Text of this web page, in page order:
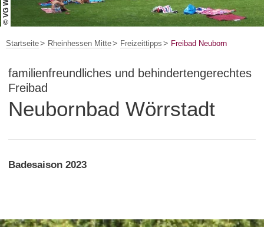
Karte Rheinhessen Blog
Startseite Rheinhessen Mitte Freizeittipps Freibad Neuborn
familienfreundliches und behindertengerechtes
Freibad
Neubornbad Wörrstadt
Badesaison 2023